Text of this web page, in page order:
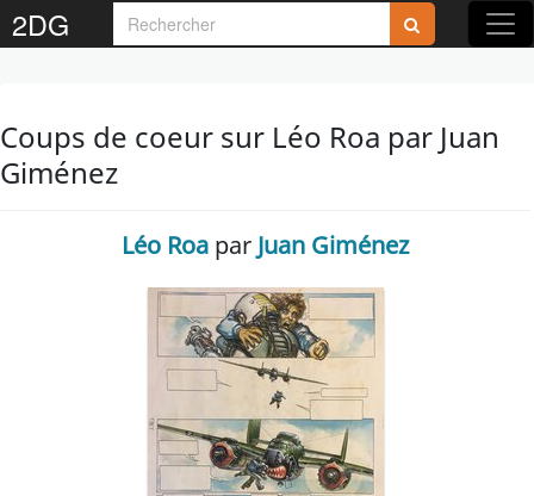
2DG
Coups de coeur sur Léo Roa par Juan
Giménez
Léo Roa par Juan Giménez